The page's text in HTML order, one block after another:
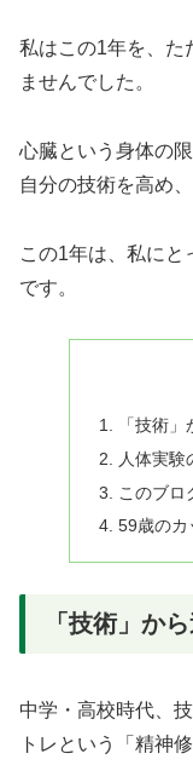
私はこの1年を、た
ませんでした。
心臓という身体の
自分の技術を高め
この1年は、私に
です。
「技術
人体実験
このブロ
59歳のカ
「技術」か
中学・高校時代、
トレという「精神